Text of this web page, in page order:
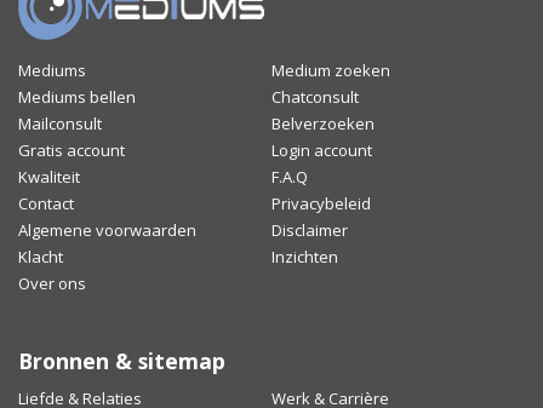
Mediums
Medium zoeken
Mediums bellen
Chatconsult
Mailconsult
Belverzoeken
Gratis account
Login account
Kwaliteit
F.A.Q
Contact
Privacybeleid
Algemene voorwaarden
Disclaimer
Klacht
Inzichten
Over ons
Bronnen & sitemap
Liefde & Relaties Werk & Carrière